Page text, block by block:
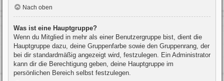
Nach oben
Was ist eine Hauptgruppe?
Wenn du Mitglied in mehr als einer Benutzergruppe bist, dient die
Hauptgruppe dazu, deine Gruppenfarbe sowie den Gruppenrang, der
bei dir standardmäßig angezeigt wird, festzulegen. Ein Administrator
kann dir die Berechtigung geben, deine Hauptgruppe im
persönlichen Bereich selbst festzulegen.